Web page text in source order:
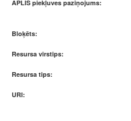
APLIS piekļuves paziņojums:
Bloķēts:
Resursa virstips:
Resursa tips:
URI: